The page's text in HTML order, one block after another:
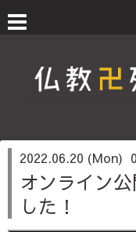
2022.06.20 (Mon)
オンライン
した！